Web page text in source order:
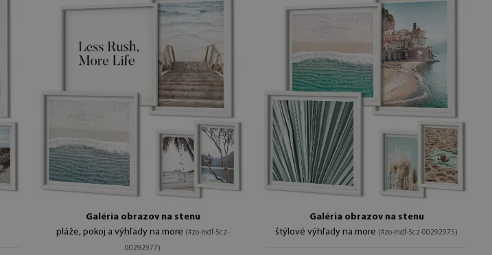
Galéria obrazov na stenu
pláže, pokoj a výhľady na more (#zo-mdf-5cz-
00292977)
Galéria obrazov na stenu
štýlové výhľady na more (#zo-mdf-5cz-00292975)